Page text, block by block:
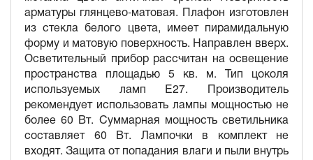
арматуры глянцево-матовая. Плафон изготовлен
из стекла белого цвета, имеет пирамидальную
форму и матовую поверхность. Направлен вверх.
Осветительный прибор рассчитан на освещение
пространства площадью 5 кв. м. Тип цоколя
используемых ламп E27. Производитель
рекомендует использовать лампы мощностью не
более 60 Вт. Суммарная мощность светильника
составляет 60 Вт. Лампочки в комплект не
входят. Защита от попадания влаги и пыли внутрь